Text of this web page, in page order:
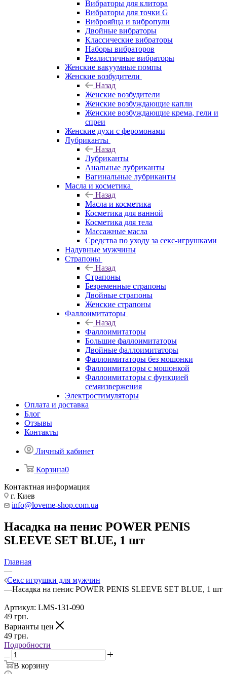
Вибраторы для клитора
Вибраторы для точки G
Виброяйца и вибропули
Двойные вибраторы
Классические вибраторы
Наборы вибраторов
Реалистичные вибраторы
Женские вакуумные помпы
Женские возбудители
Назад
Женские возбудители
Женские возбуждающие капли
Женские возбуждающие крема, гели и
спреи
Женские духи с феромонами
Лубриканты
Назад
Лубриканты
Анальные лубриканты
Вагинальные лубриканты
Масла и косметика
Назад
Масла и косметика
Косметика для ванной
Косметика для тела
Массажные масла
Средства по уходу за секс-игрушками
Надувные мужчины
Страпоны
Назад
Страпоны
Безременные страпоны
Двойные страпоны
Женские страпоны
Фаллоимитаторы
Назад
Фаллоимитаторы
Большие фаллоимитаторы
Двойные фаллоимитаторы
Фаллоимитаторы без мошонки
Фаллоимитаторы с мошонкой
Фаллоимитаторы с функцией
семяизвержения
Электростимуляторы
Оплата и доставка
Блог
Отзывы
Контакты
Личный кабинет
Корзина0
Контактная информация
г. Киев
info@loveme-shop.com.ua
Насадка на пенис POWER PENIS
SLEEVE SET BLUE, 1 шт
Главная
—
Секс игрушки для мужчин
—Насадка на пенис POWER PENIS SLEEVE SET BLUE, 1 шт
Артикул: LMS-131-090
49 грн.
Варианты цен
49 грн.
Подробности
В корзину